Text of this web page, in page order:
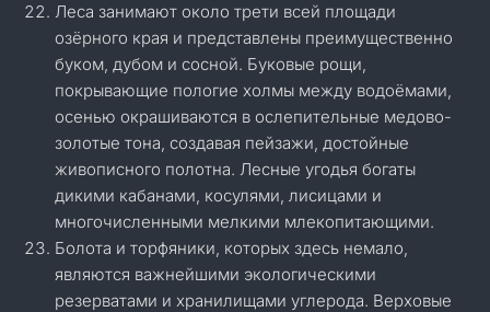
Леса занимают около трети всей площади
озёрного края и представлены преимущественно
буком, дубом и сосной. Буковые рощи,
покрывающие пологие холмы между водоёмами,
осенью окрашиваются в ослепительные медово-
золотые тона, создавая пейзажи, достойные
живописного полотна. Лесные угодья богаты
дикими кабанами, косулями, лисицами и
многочисленными мелкими млекопитающими.
Болота и торфяники, которых здесь немало,
являются важнейшими экологическими
резерватами и хранилищами углерода. Верховые